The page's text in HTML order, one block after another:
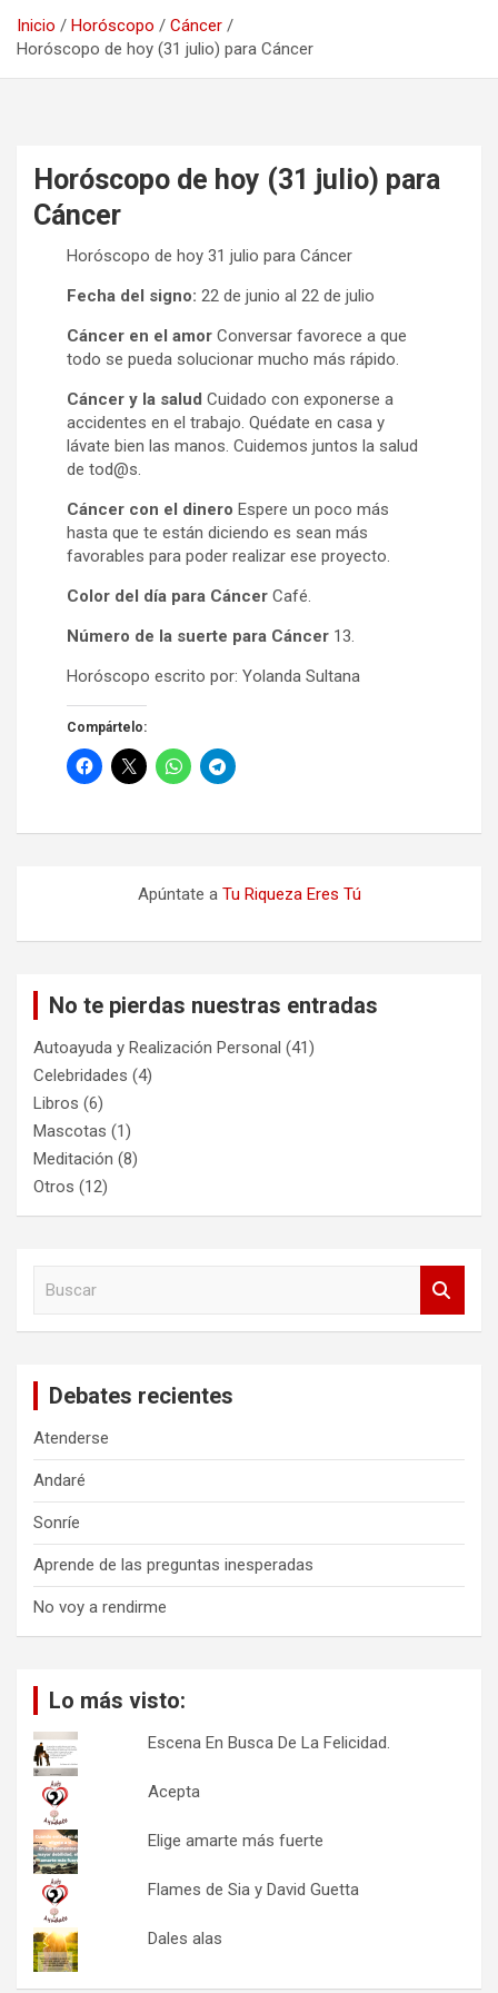
Inicio Horóscopo
Cáncer
Horóscopo de hoy (31 julio) para Cáncer
Horóscopo de hoy (31 julio) para
Cáncer
Horóscopo de hoy 31 julio para Cáncer
Fecha del signo: 22 de junio al 22 de julio
Cáncer en el amor Conversar favorece a que
todo se pueda solucionar mucho más rápido.
Cáncer y la salud Cuidado con exponerse a
accidentes en el trabajo. Quédate en casa y
lávate bien las manos. Cuidemos juntos la salud
de tod@s.
Cáncer con el dinero Espere un poco más
hasta que te están diciendo es sean más
favorables para poder realizar ese proyecto.
Color del día para Cáncer Café.
Número de la suerte para Cáncer 13.
Horóscopo escrito por: Yolanda Sultana
Compártelo:
Apúntate a Tu Riqueza Eres Tú
No te pierdas nuestras entradas
Autoayuda y Realización Personal (41)
Celebridades (4)
Libros (6)
Mascotas (1)
Meditación (8)
Otros (12)
Debates recientes
Atenderse
Andaré
Sonríe
Aprende de las preguntas inesperadas
No voy a rendirme
Lo más visto:
Escena En Busca De La Felicidad.
Acepta
Elige amarte más fuerte
Flames de Sia y David Guetta
Dales alas